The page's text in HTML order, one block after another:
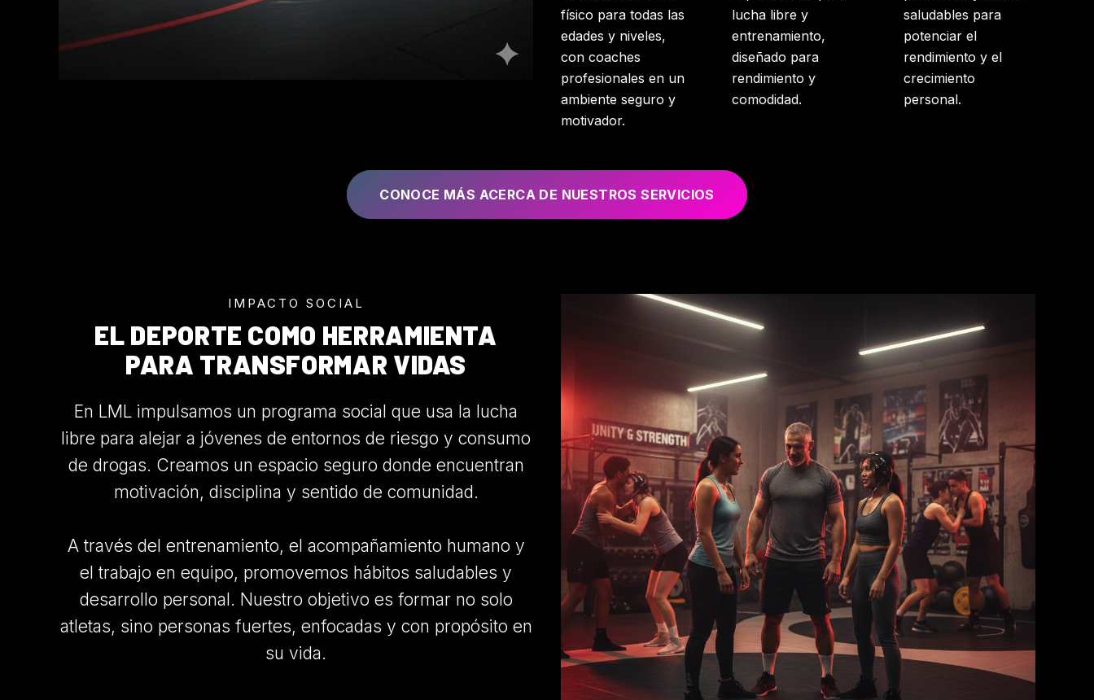
físico para todas las
edades y niveles,
con coaches
profesionales en un
ambiente seguro y
motivador.
lucha libre y
entrenamiento,
diseñado para
rendimiento y
comodidad.
saludables para
potenciar el
rendimiento y el
crecimiento
personal.
CONOCE MÁS ACERCA DE NUESTROS SERVICIOS
IMPACTO SOCIAL
EL DEPORTE COMO HERRAMIENTA
PARA TRANSFORMAR VIDAS
En LML impulsamos un programa social que usa la lucha
libre para alejar a jóvenes de entornos de riesgo y consumo
de drogas. Creamos un espacio seguro donde encuentran
motivación, disciplina y sentido de comunidad.
A través del entrenamiento, el acompañamiento humano y
el trabajo en equipo, promovemos hábitos saludables y
desarrollo personal. Nuestro objetivo es formar no solo
atletas, sino personas fuertes, enfocadas y con propósito en
su vida.